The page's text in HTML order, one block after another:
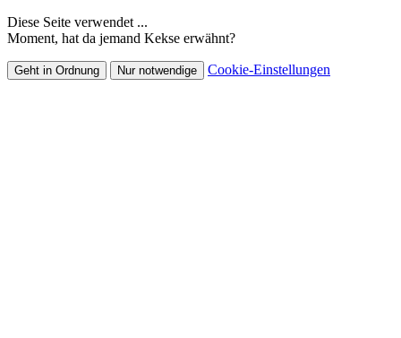
Diese Seite verwendet ...
Moment, hat da jemand Kekse erwähnt?
Geht in Ordnung Nur notwendige Cookie-Einstellungen